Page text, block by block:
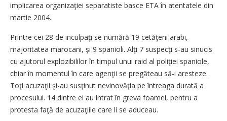
implicarea organizaţiei separatiste basce ETA în atentatele din
martie 2004.
Printre cei 28 de inculpaţi se numără 19 cetăţeni arabi,
majoritatea marocani, şi 9 spanioli. Alţi 7 suspecţi s-au sinucis
cu ajutorul explozibililor în timpul unui raid al poliţiei spaniole,
chiar în momentul în care agenţii se pregăteau să-i aresteze.
Toţi acuzaţii şi-au susţinut nevinovăţia pe întreaga durată a
procesului. 14 dintre ei au intrat în greva foamei, pentru a
protesta faţă de acuzaţiile care li se aduceau.